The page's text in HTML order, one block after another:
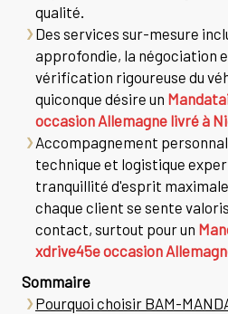
qualité.
Des services sur-mesure
approfondie, la négociation
vérification rigoureuse du
quiconque désire un
occasion Allemagne livré à
Accompagnement
technique et logistique
tranquillité d'esprit
chaque client se sente
contact, surtout pour un
xdrive45e occasion
Sommaire
Pourquoi choisir BAM-